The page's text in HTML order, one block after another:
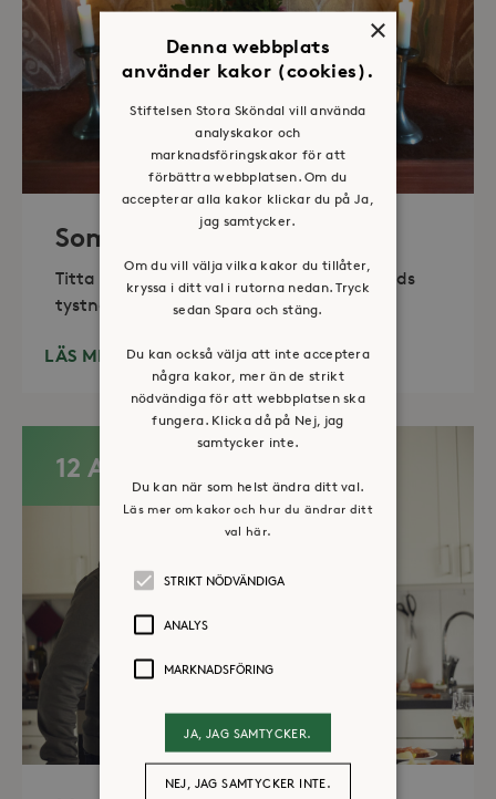
Sommaröppet kapell
Titta in, tänd ett ljus, sitt ned för en stunds
tystnad. Det erbjuds också enkelt fika
LÄS MER
12 AUG
×
Denna webbplats
använder kakor (cookies).
Stiftelsen Stora Sköndal vill använda
analyskakor och
marknadsföringskakor för att
förbättra webbplatsen. Om du
accepterar alla kakor klickar du på Ja,
jag samtycker.
Om du vill välja vilka kakor du tillåter,
kryssa i ditt val i rutorna nedan. Tryck
sedan Spara och stäng.
Du kan också välja att inte acceptera
några kakor, mer än de strikt
nödvändiga för att webbplatsen ska
fungera. Klicka då på Nej, jag
samtycker inte.
Du kan när som helst ändra ditt val.
Läs mer om kakor och hur du ändrar ditt
val här.
STRIKT NÖDVÄNDIGA
ANALYS
MARKNADSFÖRING
JA, JAG SAMTYCKER.
NEJ, JAG SAMTYCKER INTE.